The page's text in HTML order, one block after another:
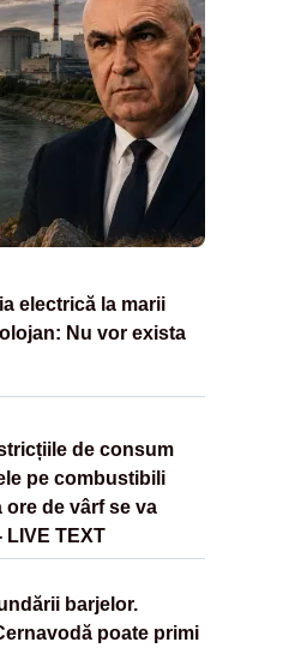
electrică la marii
Nu vor exista
de consum
pe combustibili
de vârf se va
TEXT
barjelor.
poate primi